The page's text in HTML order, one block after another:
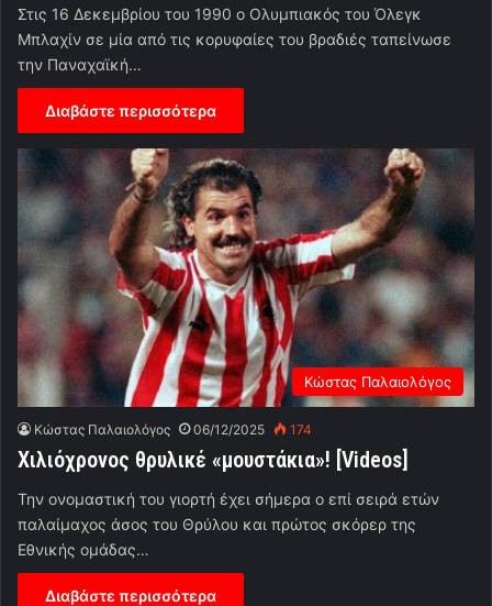
Στις 16 Δεκεμβρίου του 1990 ο Ολυμπιακός του Όλεγκ
Μπλαχίν σε μία από τις κορυφαίες του βραδιές ταπείνωσε
την Παναχαϊκή…
Διαβάστε περισσότερα
Κώστας Παλαιολόγος
Κώστας Παλαιολόγος 06/12/2025 174
Χιλιόχρονος θρυλικέ «μουστάκια»! [Videos]
Την ονομαστική του γιορτή έχει σήμερα ο επί σειρά ετών
παλαίμαχος άσος του Θρύλου και πρώτος σκόρερ της
Εθνικής ομάδας…
Διαβάστε περισσότερα